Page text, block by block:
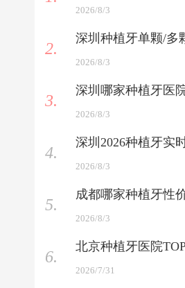
2026/8/3
2.
2026/8/3
3.
2026/8/3
4.
2026/8/3
5.
2026/8/3
6.
2026/7/31